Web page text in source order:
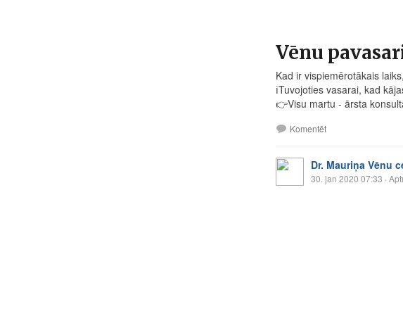
Vēnu
Kad ir vispiemērotākais
ℹ️Tuvojoties vasarai, kad
👉Visu martu - ārsta
Komentēt
Dr. Mauriņa Vēnu
30. jan 2020 07:33 ·